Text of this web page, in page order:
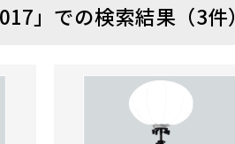
」での検索結果（3件）